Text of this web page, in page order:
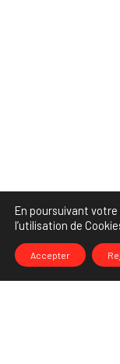
En poursuivant
l’utilisation de
Accepter